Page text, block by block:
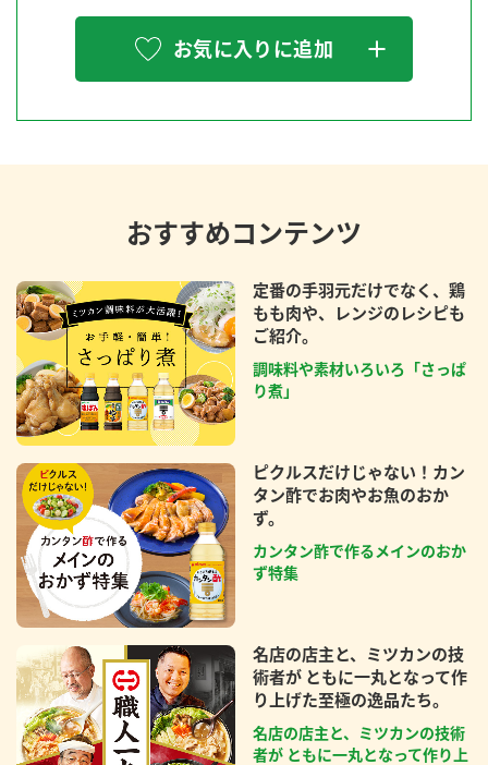
お気に入りに追加
おすすめコンテンツ
定番の手羽元だけでなく、鶏
もも肉や、レンジのレシピも
ご紹介。
調味料や素材いろいろ「さっぱ
り煮」
ピクルスだけじゃない！カン
タン酢でお肉やお魚のおか
ず。
カンタン酢で作るメインのおか
ず特集
名店の店主と、ミツカンの技
術者が ともに一丸となって作
り上げた至極の逸品たち。
名店の店主と、ミツカンの技術
者が ともに一丸となって作り上